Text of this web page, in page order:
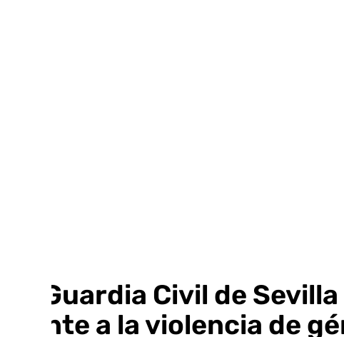
La Guardia Civil de
frente a la violencia de